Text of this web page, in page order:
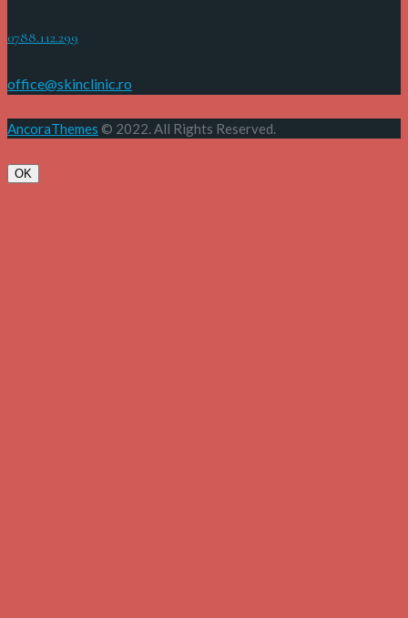
0788.112.299
office@skinclinic.ro
AncoraThemes © 2022. All Rights Reserved.
OK